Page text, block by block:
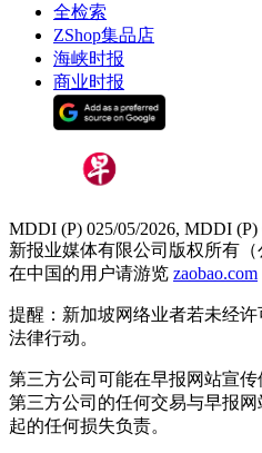
全检索
ZShop集品店
海峡时报
商业时报
MDDI (P) 025/05/2026, MDDI (P)
新报业媒体有限公司版权所有（
在中国的用户请游览 zaobao.com
提醒：新加坡网络业者若未经
法律行动。
第三方公司可能在早报网站宣
第三方公司的任何交易与早报网
起的任何损失负责。